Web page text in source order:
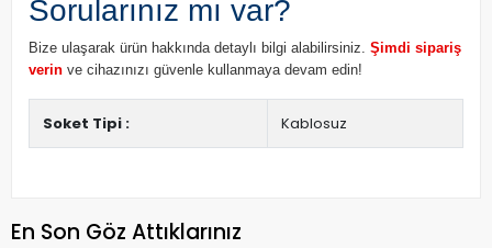
Sorularınız mı var?
Bize ulaşarak ürün hakkında detaylı bilgi alabilirsiniz. Şimdi sipariş
verin ve cihazınızı güvenle kullanmaya devam edin!
Soket Tipi : Kablosuz
En Son Göz Attıklarınız